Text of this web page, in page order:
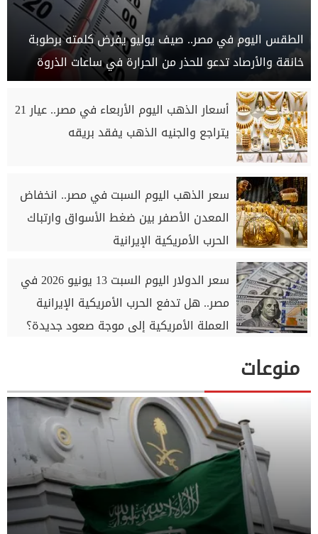
الطقس اليوم في مصر.. صيف يوليو يفرض كلمته برطوبة
خانقة والأرصاد تدعو للحذر من الحرارة في ساعات الذروة
أسعار الذهب اليوم الأربعاء في مصر.. عيار 21
يتراجع والجنيه الذهب يفقد بريقه
سعر الذهب اليوم السبت في مصر.. انخفاض
المعدن الأصفر بين ضغط الأسواق وارتباك
الحرب الأمريكية الإيرانية
سعر الدولار اليوم السبت 13 يونيو 2026 في
مصر.. هل تدفع الحرب الأمريكية الإيرانية
العملة الأمريكية إلى موجة صعود جديدة؟
منوعات